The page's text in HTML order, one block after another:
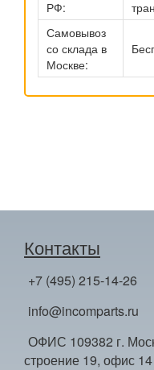
РФ:
Самовывоз
со склада в
Москве:
Контакты
+7 (495) 215-14-26
info@incomparts.ru
ОФИС 109382 г.
строение 19, офис 14